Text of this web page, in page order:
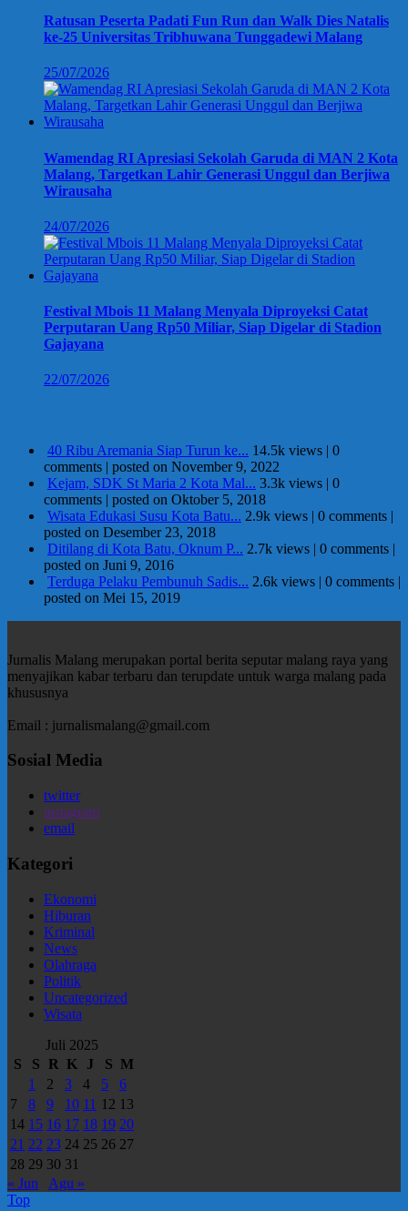
Ratusan Peserta Padati Fun Run dan Walk Dies Natalis
ke-25 Universitas Tribhuwana Tunggadewi Malang
25/07/2026
Wamendag RI Apresiasi Sekolah Garuda di MAN 2 Kota
Malang, Targetkan Lahir Generasi Unggul dan Berjiwa
Wirausaha
24/07/2026
Festival Mbois 11 Malang Menyala Diproyeksi Catat
Perputaran Uang Rp50 Miliar, Siap Digelar di Stadion
Gajayana
22/07/2026
40 Ribu Aremania Siap Turun ke... 14.5k views | 0
comments | posted on November 9, 2022
Kejam, SDK St Maria 2 Kota Mal... 3.3k views | 0
comments | posted on Oktober 5, 2018
Wisata Edukasi Susu Kota Batu... 2.9k views | 0 comments |
posted on Desember 23, 2018
Ditilang di Kota Batu, Oknum P... 2.7k views | 0 comments |
posted on Juni 9, 2016
Terduga Pelaku Pembunuh Sadis... 2.6k views | 0 comments |
posted on Mei 15, 2019
Jurnalis Malang merupakan portal berita seputar malang raya yang
menyajikan kabar terbaru dan terupdate untuk warga malang pada
khususnya
Email : jurnalismalang@gmail.com
Sosial Media
twitter
instagram
email
Kategori
Ekonomi
Hiburan
Kriminal
News
Olahraga
Politik
Uncategorized
Wisata
Juli 2025
S
S R K J S M
1
2 3 4 5
6
7
8 9 10 11 12 13
14 15 16 17 18 19 20
21 22 23 24 25 26 27
28 29 30 31
« Jun
Agu »
Top